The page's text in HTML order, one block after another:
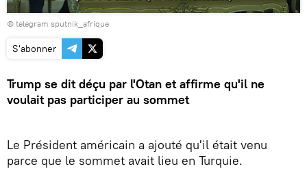
© telegram sputnik_afrique
S'abonner
Trump se dit déçu par l'Otan et affirme qu'il ne
voulait pas participer au sommet
Le Président américain a ajouté qu'il était venu
parce que le sommet avait lieu en Turquie.